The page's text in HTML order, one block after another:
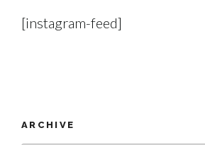
[instagram-feed]
ARCHIVE